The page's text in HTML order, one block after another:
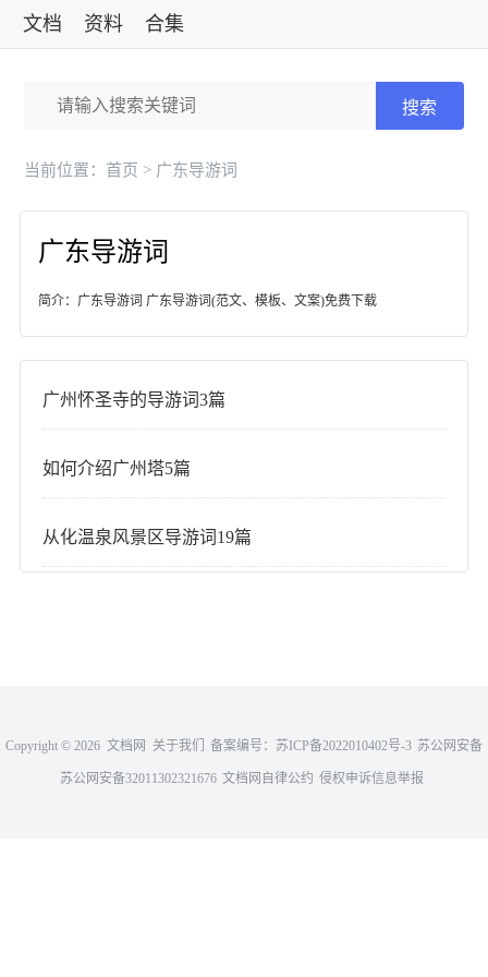
文档 资料 合集
搜索
当前位置： 首页 > 广东导游词
广东导游词
简介：广东导游词 广东导游词(范文、模板、文案)免费下载
广州怀圣寺的导游词3篇
如何介绍广州塔5篇
从化温泉风景区导游词19篇
Copyright © 2026 文档网 关于我们 备案编号： 苏ICP备2022010402号-3 苏公网安备
32011302321676
苏公网安备32011302321676 文档网自律公约 侵权申诉信息举报